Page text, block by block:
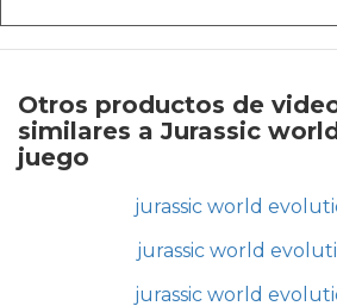
Otros productos de
similares a Jurassic
juego
jurassic world
jurassic world
jurassic world